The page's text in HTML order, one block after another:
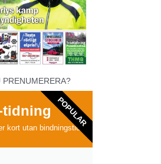
PRENUMERERA?
tidning
kort utan bindningstid
POPULAR